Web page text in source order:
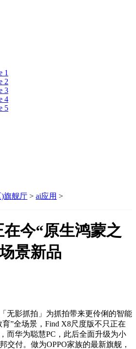
1
2
3
4
5
旗舰厅 > ai应用 >
在今“原生鸿蒙之
景新品
影抓拍」为抓拍带来更伶俐的智能
”全场景，Find X8尺度版不只正在
而华为聪慧PC，此后全面升级为小
交付。做为OPPO家族的最新旗舰，